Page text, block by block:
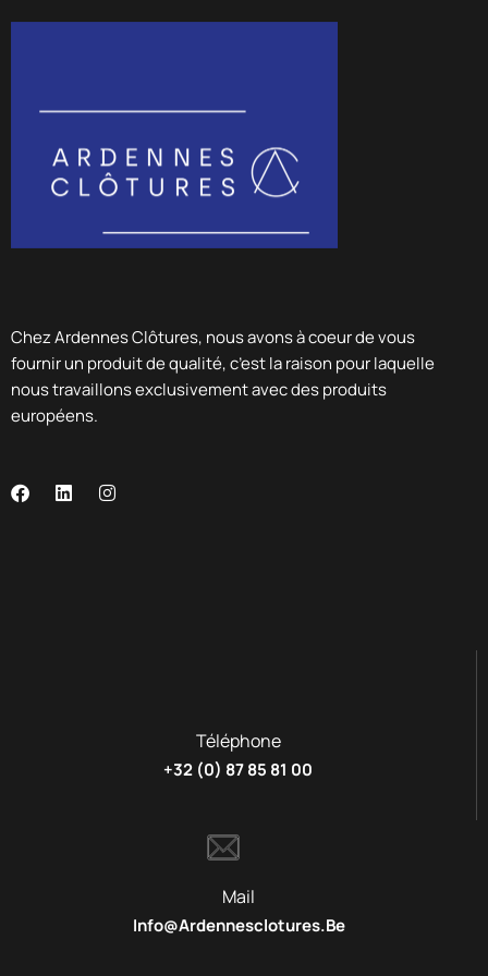
Chez Ardennes Clôtures, nous avons à coeur de vous
fournir un produit de qualité, c’est la raison pour laquelle
nous travaillons exclusivement avec des produits
européens.
Téléphone
+32 (0) 87 85 81 00
Mail
Info@ardennesclotures.be